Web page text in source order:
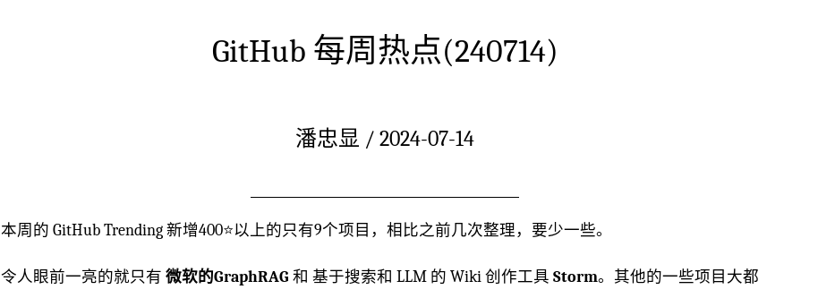
GitHub 每周热点(240714)
潘忠显 / 2024-07-14
本周的 GitHub Trending 新增400⭐️以上的只有9个项目，相比之前几次整理，要少一些。
令人眼前一亮的就只有 微软的GraphRAG 和 基于搜索和 LLM 的 Wiki 创作工具 Storm。其他的一些项目大都